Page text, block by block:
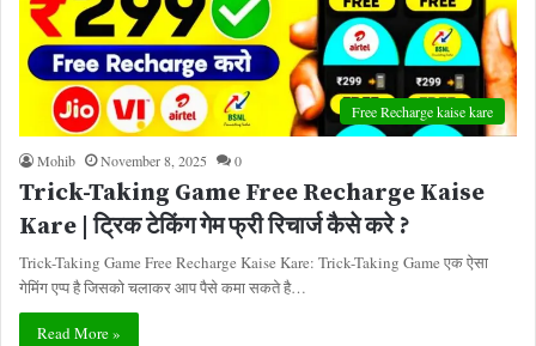
Free Recharge kaise kare
Mohib November 8, 2025 0
Trick-Taking Game Free Recharge Kaise
Kare | ट्रिक टेकिंग गेम फ्री रिचार्ज कैसे करे ?
Trick-Taking Game Free Recharge Kaise Kare: Trick-Taking Game एक ऐसा
गेमिंग एप्प है जिसको चलाकर आप पैसे कमा सकते है…
Read More »